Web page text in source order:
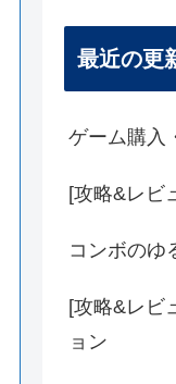
最近の更
ゲーム購入
[攻略&レビ
コンボのゆ
[攻略&レビ
ョン